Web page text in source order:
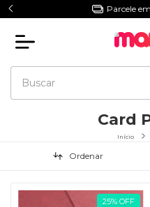
Parcele
Card
Início
Ordenar
25% OFF